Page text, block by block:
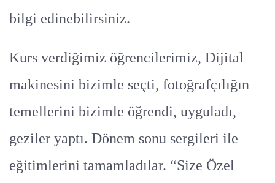
bilgi edinebilirsiniz.
Kurs verdiğimiz öğrencilerimiz, Dijital
makinesini bizimle seçti, fotoğrafçılığın
temellerini bizimle öğrendi, uyguladı,
geziler yaptı. Dönem sonu sergileri ile
eğitimlerini tamamladılar. “Size Özel